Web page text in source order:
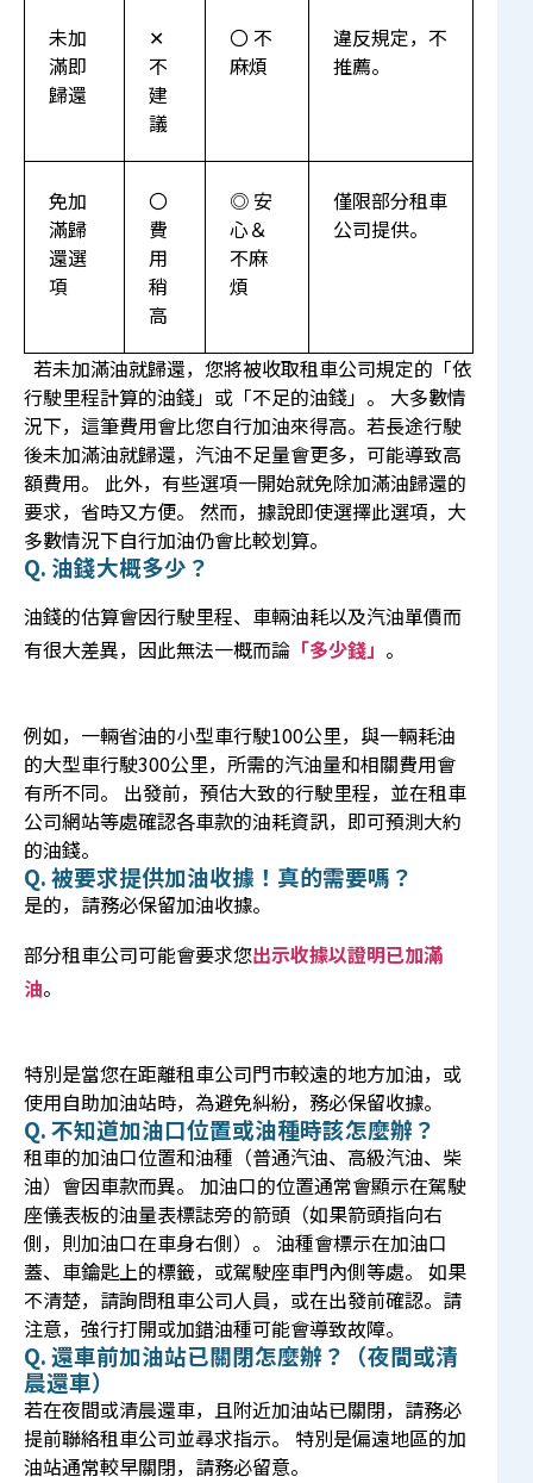
未加
滿即
歸還
✕
不
建
議
〇 不
麻煩
違反規定，不
推薦。
免加
滿歸
還選
項
〇
費
用
稍
高
◎ 安
心＆
不麻
煩
僅限部分租車
公司提供。
若未加滿油就歸還，您將被收取租車公司規定的「依
行駛里程計算的油錢」或「不足的油錢」。 大多數情
況下，這筆費用會比您自行加油來得高。若長途行駛
後未加滿油就歸還，汽油不足量會更多，可能導致高
額費用。 此外，有些選項一開始就免除加滿油歸還的
要求，省時又方便。 然而，據說即使選擇此選項，大
多數情況下自行加油仍會比較划算。
Q. 油錢大概多少？
油錢的估算會因行駛里程、車輛油耗以及汽油單價而
有很大差異，因此無法一概而論 「多少錢」 。
例如，一輛省油的小型車行駛100公里，與一輛耗油
的大型車行駛300公里，所需的汽油量和相關費用會
有所不同。 出發前，預估大致的行駛里程，並在租車
公司網站等處確認各車款的油耗資訊，即可預測大約
的油錢。
Q. 被要求提供加油收據！真的需要嗎？
是的，請務必保留加油收據。
部分租車公司可能會要求您出示收據以證明已加滿
油。
特別是當您在距離租車公司門市較遠的地方加油，或
使用自助加油站時，為避免糾紛，務必保留收據。
Q. 不知道加油口位置或油種時該怎麼辦？
租車的加油口位置和油種（普通汽油、高級汽油、柴
油）會因車款而異。 加油口的位置通常會顯示在駕駛
座儀表板的油量表標誌旁的箭頭（如果箭頭指向右
側，則加油口在車身右側）。 油種會標示在加油口
蓋、車鑰匙上的標籤，或駕駛座車門內側等處。 如果
不清楚，請詢問租車公司人員，或在出發前確認。請
注意，強行打開或加錯油種可能會導致故障。
Q. 還車前加油站已關閉怎麼辦？（夜間或清
晨還車）
若在夜間或清晨還車，且附近加油站已關閉，請務必
提前聯絡租車公司並尋求指示。 特別是偏遠地區的加
油站通常較早關閉，請務必留意。